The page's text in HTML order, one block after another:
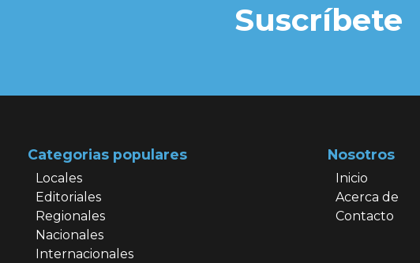
Suscríbete
Categorias populares
Locales
Editoriales
Regionales
Nacionales
Internacionales
Nosotros
Inicio
Acerca de
Contacto